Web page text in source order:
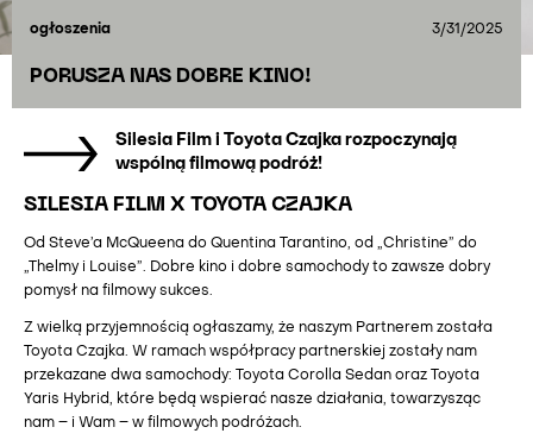
ogłoszenia 3/31/2025
PORUSZA NAS DOBRE KINO!
Silesia Film i Toyota Czajka rozpoczynają
wspólną filmową podróż!
SILESIA FILM X TOYOTA CZAJKA
Od Steve’a McQueena do Quentina Tarantino, od „Christine” do
„Thelmy i Louise”. Dobre kino i dobre samochody to zawsze dobry
pomysł na filmowy sukces.
Z wielką przyjemnością ogłaszamy, że naszym Partnerem została
Toyota Czajka. W ramach współpracy partnerskiej zostały nam
przekazane dwa samochody: Toyota Corolla Sedan oraz Toyota
Yaris Hybrid, które będą wspierać nasze działania, towarzysząc
nam – i Wam – w filmowych podróżach.